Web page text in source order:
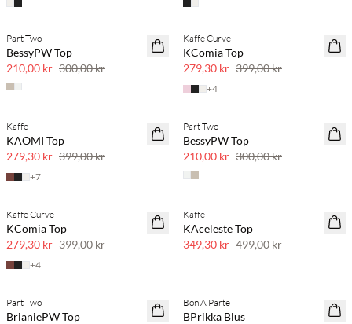
SAVE20
30 % rabatt
Part Two
BessyPW Top
210,00 kr 300,00 kr
SAVE20
Kaffe Curve
KComia Top
279,30 kr 399,00 kr
+4
SAVE20
30 % rabatt
Kaffe
KAOMI Top
279,30 kr 399,00 kr
+7
SAVE20
30 % rabatt
Part Two
BessyPW Top
210,00 kr 300,00 kr
SAVE20
Kaffe Curve
KComia Top
279,30 kr 399,00 kr
+4
SAVE20
Kaffe
KAceleste Top
349,30 kr 499,00 kr
SAVE20
Part Two
BrianiePW Top
SAVE20
Bon'A Parte
BPrikka Blus